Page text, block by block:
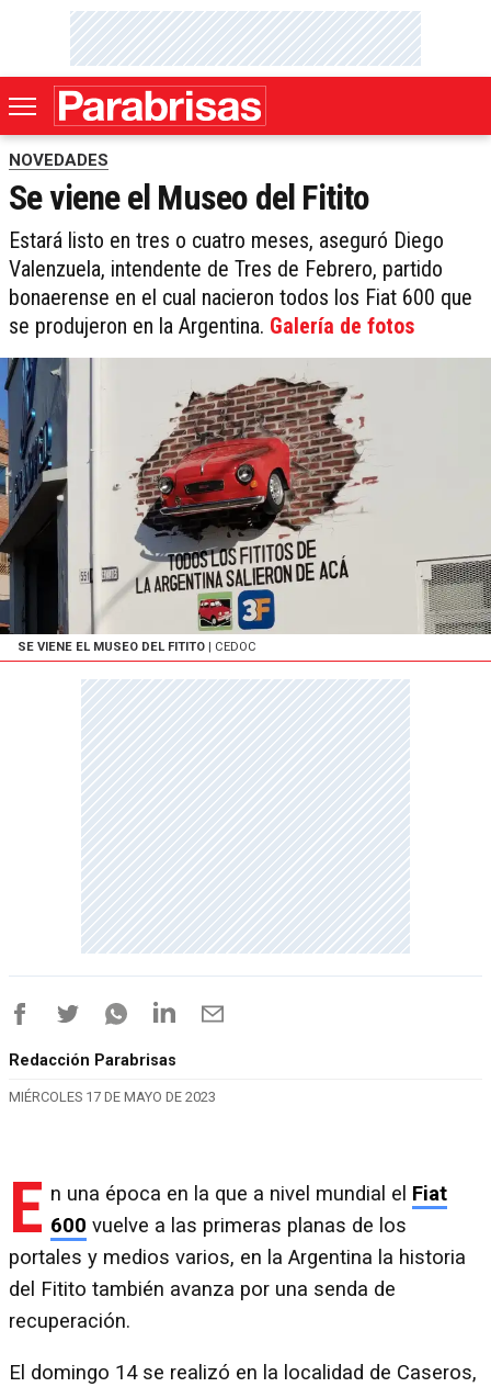
NOVEDADES
Se viene el Museo del Fitito
Estará listo en tres o cuatro meses, aseguró Diego
Valenzuela, intendente de Tres de Febrero, partido
bonaerense en el cual nacieron todos los Fiat 600 que
se produjeron en la Argentina. Galería de fotos
SE VIENE EL MUSEO DEL FITITO | CEDOC
Redacción Parabrisas
MIÉRCOLES 17 DE MAYO DE 2023
E n una época en la que a nivel mundial el Fiat
600 vuelve a las primeras planas de los
portales y medios varios, en la Argentina la historia
del Fitito también avanza por una senda de
recuperación.
El domingo 14 se realizó en la localidad de Caseros,